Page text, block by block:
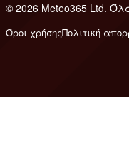
© 2026 Meteo365 Ltd.
Όροι χρήσηςΠολιτική